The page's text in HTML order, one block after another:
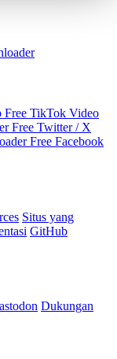
Free TikTok Video
Free Twitter / X
Free Facebook
Situs yang
GitHub
Dukungan